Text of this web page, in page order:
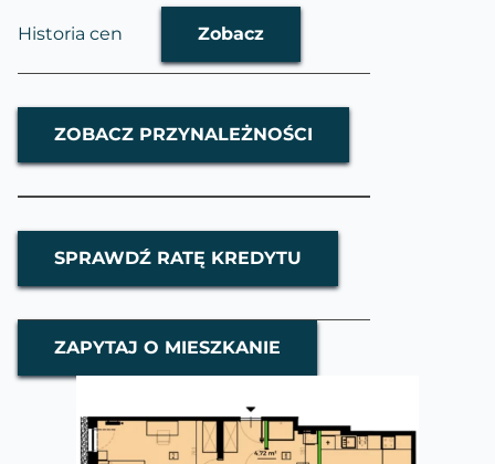
Historia cen Zobacz
ZOBACZ PRZYNALEŻNOŚCI
SPRAWDŹ RATĘ KREDYTU
ZAPYTAJ O MIESZKANIE